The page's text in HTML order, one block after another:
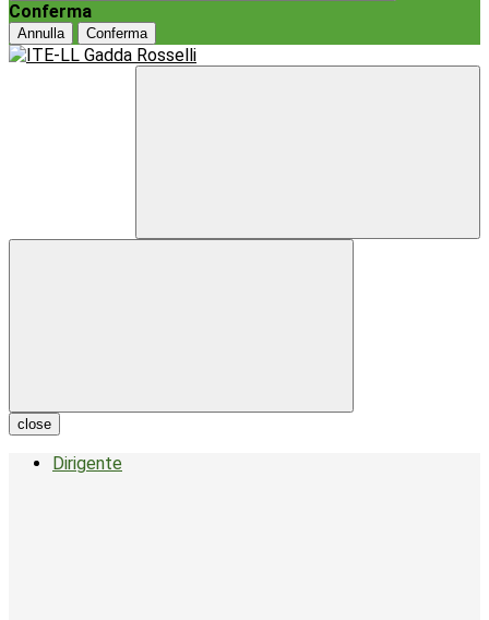
Conferma
Annulla Conferma
close
Dirigente